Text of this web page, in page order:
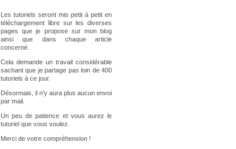
Les tutoriels seront mis petit à petit en
téléchargement libre sur les diverses
pages que je propose sur mon blog
ainsi que dans chaque article
concerné.
Cela demande un travail considérable
sachant que je partage pas loin de 400
tutoriels à ce jour.
Désormais, il n'y aura plus aucun envoi
par mail.
Un peu de patience et vous aurez le
tutoriel que vous voulez.
Merci de votre compréhension !